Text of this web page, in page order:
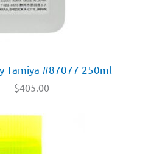
Tamiya #87077 250ml
$405.00